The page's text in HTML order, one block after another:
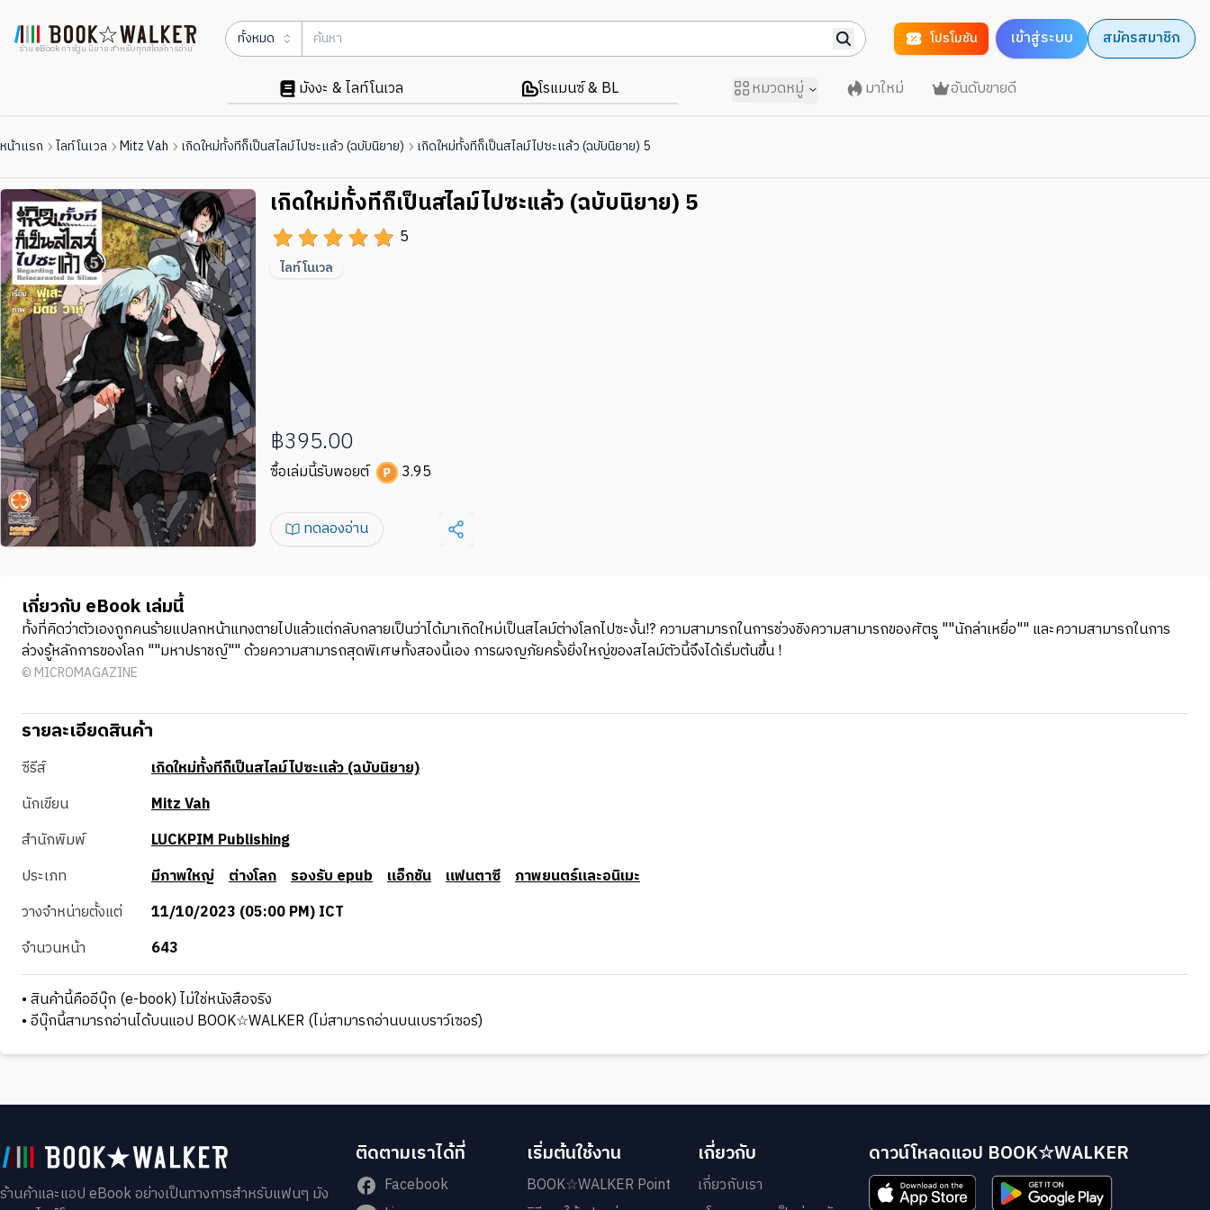
ร้าน eBook การ์ตูน นิยาย สำหรับทุกสไตล์การอ่าน
ทั้งหมด โปรโมชัน เข้าสู่ระบบ สมัครสมาชิก
มังงะ & ไลท์โนเวล โรแมนซ์ & BL หมวดหมู่ มาใหม่ อันดับขายดี
หน้าแรก ไลท์โนเวล Mitz Vah เกิดใหม่ทั้งทีก็เป็นสไลม์ไปซะแล้ว (ฉบับนิยาย) เกิดใหม่ทั้งทีก็เป็นสไลม์ไปซะแล้ว (ฉบับนิยาย) 5
เกิดใหม่ทั้งทีก็เป็นสไลม์ไปซะแล้ว (ฉบับนิยาย) 5
5
ไลท์โนเวล
฿395.00
ซื้อเล่มนี้รับพอยต์ 3.95
ทดลองอ่าน
เกี่ยวกับ eBook เล่มนี้
ทั้งที่คิดว่าตัวเองถูกคนร้ายแปลกหน้าแทงตายไปแล้วแต่กลับกลายเป็นว่าได้มาเกิดใหม่เป็นสไลม์ต่างโลกไปซะงั้น!? ความสามารถในการช่วงชิงความสามารถของศัตรู ""นักล่าเหยื่อ"" และความสามารถในการ
ล่วงรู้หลักการของโลก ""มหาปราชญ์"" ด้วยความสามารถสุดพิเศษทั้งสองนี้เอง การผจญภัยครั้งยิ่งใหญ่ของสไลม์ตัวนี้จึงได้เริ่มต้นขึ้น !
© MICROMAGAZINE
รายละเอียดสินค้า
ซีรีส์
เกิดใหม่ทั้งทีก็เป็นสไลม์ไปซะแล้ว (ฉบับนิยาย)
นักเขียน
Mitz Vah
สำนักพิมพ์
LUCKPIM Publishing
ประเภท
มีภาพใหญ่ ต่างโลก รองรับ epub แอ็กชัน แฟนตาซี ภาพยนตร์และอนิเมะ
วางจำหน่ายตั้งแต่
11/10/2023 (05:00 PM) ICT
จำนวนหน้า
643
• สินค้านี้คืออีบุ๊ก (e-book) ไม่ใช่หนังสือจริง
• อีบุ๊กนี้สามารถอ่านได้บนแอป BOOK☆WALKER (ไม่สามารถอ่านบนเบราว์เซอร์)
ร้านค้าและแอป eBook อย่างเป็นทางการสำหรับแฟนๆ มัง
ติดตามเราได้ที่
Facebook
เริ่มต้นใช้งาน
BOOK☆WALKER Point
เกี่ยวกับ
เกี่ยวกับเรา
ดาวน์โหลดแอป BOOK☆WALKER